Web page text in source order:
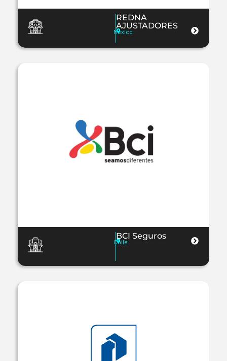
REDNA
AJUSTADORES
Mexico
BCI Seguros
Chile